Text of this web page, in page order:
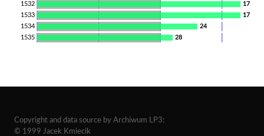
17
1532
17
1533
24
1534
28
1535
Copyright and data source by Archiwum LP3:
© 1999 Jacek Kmiecik